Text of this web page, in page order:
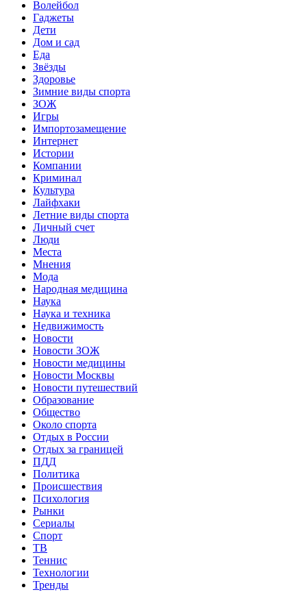
Волейбол
Гаджеты
Дети
Дом и сад
Еда
Звёзды
Здоровье
Зимние виды спорта
ЗОЖ
Игры
Импортозамещение
Интернет
Истории
Компании
Криминал
Культура
Лайфхаки
Летние виды спорта
Личный счет
Люди
Места
Мнения
Мода
Народная медицина
Наука
Наука и техника
Недвижимость
Новости
Новости ЗОЖ
Новости медицины
Новости Москвы
Новости путешествий
Образование
Общество
Около спорта
Отдых в России
Отдых за границей
ПДД
Политика
Происшествия
Психология
Рынки
Сериалы
Спорт
ТВ
Теннис
Технологии
Тренды